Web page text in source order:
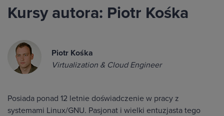
Kursy autora: Piotr Kośka
Piotr Kośka
Virtualization & Cloud Engineer
Posiada ponad 12 letnie doświadczenie w pracy z
systemami Linux/GNU. Pasjonat i wielki entuzjasta tego